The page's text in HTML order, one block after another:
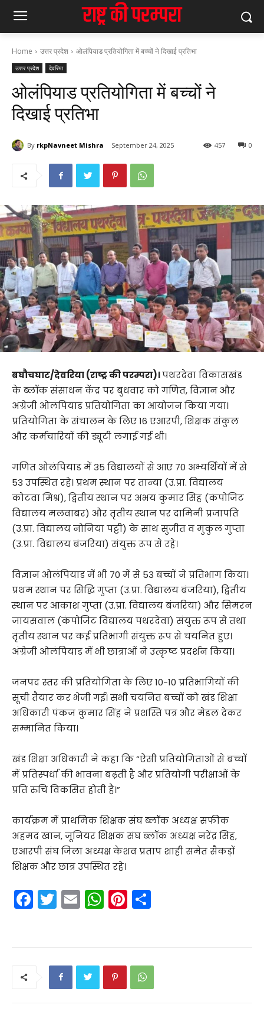
Home उत्तर प्रदेश ओलंपियाड प्रतियोगिता में बच्चों ने दिखाई प्रतिभा
उत्तर प्रदेश देवरिया
ओलंपियाड प्रतियोगिता में बच्चों ने
दिखाई प्रतिभा
By rkpNavneet Mishra September 24, 2025 0
457
बघौचघाट/देवरिया (राष्ट्र की परम्परा)।पथरदेवा विकासखंड
के ब्लॉक संसाधन केंद्र पर बुधवार को गणित, विज्ञान और
अंग्रेजी ओलंपियाड प्रतियोगिता का आयोजन किया गया।
प्रतियोगिता के संचालन के लिए 16 एआरपी, शिक्षक संकुल
और कर्मचारियों की ड्यूटी लगाई गई थी।
गणित ओलंपियाड में 35 विद्यालयों से आए 70 अभ्यर्थियों में से
53 उपस्थित रहे। प्रथम स्थान पर तान्या (उ.प्रा. विद्यालय
कोटवा मिश्र), द्वितीय स्थान पर अभय कुमार सिंह (कंपोजिट
विद्यालय मलवाबर) और तृतीय स्थान पर दामिनी प्रजापति
(उ.प्रा. विद्यालय नोनिया पट्टी) के साथ सुजीत व मुकुल गुप्ता
(उ.प्रा. विद्यालय बंजरिया) संयुक्त रूप से रहे।
विज्ञान ओलंपियाड में भी 70 में से 53 बच्चों ने प्रतिभाग किया।
प्रथम स्थान पर सिद्धि गुप्ता (उ.प्रा. विद्यालय बंजरिया), द्वितीय
स्थान पर आकाश गुप्ता (उ.प्रा. विद्यालय बंजरिया) और सिमरन
जायसवाल (कंपोजिट विद्यालय पथरदेवा) संयुक्त रूप से तथा
तृतीय स्थान पर कई प्रतिभागी संयुक्त रूप से चयनित हुए।
अंग्रेजी ओलंपियाड में भी छात्राओं ने उत्कृष्ट प्रदर्शन किया।
जनपद स्तर की प्रतियोगिता के लिए 10-10 प्रतिभागियों की
सूची तैयार कर भेजी गई। सभी चयनित बच्चों को खंड शिक्षा
अधिकारी पंकज कुमार सिंह ने प्रशस्ति पत्र और मेडल देकर
सम्मानित किया।
खंड शिक्षा अधिकारी ने कहा कि “ऐसी प्रतियोगिताओं से बच्चों
में प्रतिस्पर्धा की भावना बढ़ती है और प्रतियोगी परीक्षाओं के
प्रति रुचि विकसित होती है।”
कार्यक्रम में प्राथमिक शिक्षक संघ ब्लॉक अध्यक्ष सफीक
अहमद खान, जूनियर शिक्षक संघ ब्लॉक अध्यक्ष नरेंद्र सिंह,
एआरपी संघ जिला अध्यक्ष केशव प्रताप शाही समेत सैकड़ों
शिक्षक और छात्र उपस्थित रहे।
F
a
T
w
E
m
W
h
A
p
Pi
nt
st